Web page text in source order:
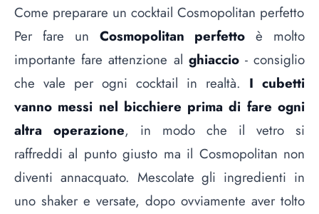
Come preparare un cocktail Cosmopolitan perfetto
Per fare un Cosmopolitan perfetto è molto
importante fare attenzione al ghiaccio- consiglio
che vale per ogni cocktail in realtà. I cubetti
vanno messi nel bicchiere prima di fare ogni
altra operazione, in modo che il vetro si
raffreddi al punto giusto ma il Cosmopolitan non
diventi annacquato. Mescolate gli ingredienti in
uno shaker e versate, dopo ovviamente aver tolto